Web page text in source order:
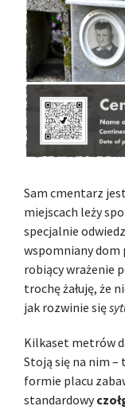
Sam cmentarz
miejscach leży
specjalnie
wspomniany dom
robiący wrażenie
trochę żałuję, że
jak rozwinie się
Kilkaset metrów
Stoją się na nim
formie placu
standardowy